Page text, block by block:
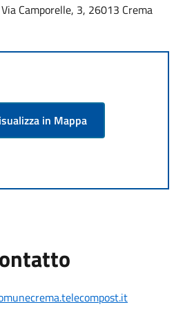
Camporelle, 3, 26013 Crema
in Mappa